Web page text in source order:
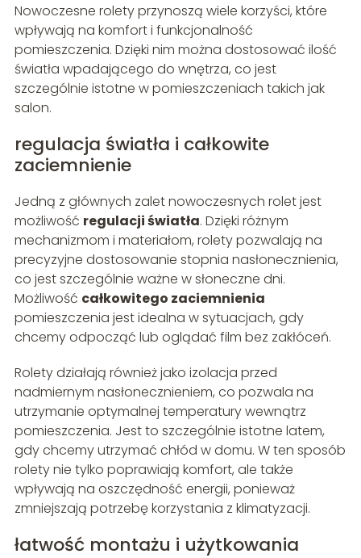
Nowoczesne rolety przynoszą wiele korzyści, które
wpływają na komfort i funkcjonalność
pomieszczenia. Dzięki nim można dostosować ilość
światła wpadającego do wnętrza, co jest
szczególnie istotne w pomieszczeniach takich jak
salon.
regulacja światła i całkowite
zaciemnienie
Jedną z głównych zalet nowoczesnych rolet jest
możliwość regulacji światła. Dzięki różnym
mechanizmom i materiałom, rolety pozwalają na
precyzyjne dostosowanie stopnia nasłonecznienia,
co jest szczególnie ważne w słoneczne dni.
Możliwość całkowitego zaciemnienia
pomieszczenia jest idealna w sytuacjach, gdy
chcemy odpocząć lub oglądać film bez zakłóceń.
Rolety działają również jako izolacja przed
nadmiernym nasłonecznieniem, co pozwala na
utrzymanie optymalnej temperatury wewnątrz
pomieszczenia. Jest to szczególnie istotne latem,
gdy chcemy utrzymać chłód w domu. W ten sposób
rolety nie tylko poprawiają komfort, ale także
wpływają na oszczędność energii, ponieważ
zmniejszają potrzebę korzystania z klimatyzacji.
łatwość montażu i użytkowania